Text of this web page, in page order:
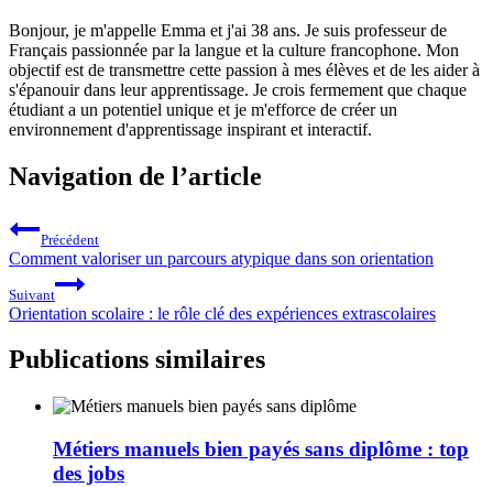
Bonjour, je m'appelle Emma et j'ai 38 ans. Je suis professeur de
Français passionnée par la langue et la culture francophone. Mon
objectif est de transmettre cette passion à mes élèves et de les aider à
s'épanouir dans leur apprentissage. Je crois fermement que chaque
étudiant a un potentiel unique et je m'efforce de créer un
environnement d'apprentissage inspirant et interactif.
Navigation de l’article
Précédent
Comment valoriser un parcours atypique dans son orientation
Suivant
Orientation scolaire : le rôle clé des expériences extrascolaires
Publications similaires
Métiers manuels bien payés sans diplôme : top
des jobs